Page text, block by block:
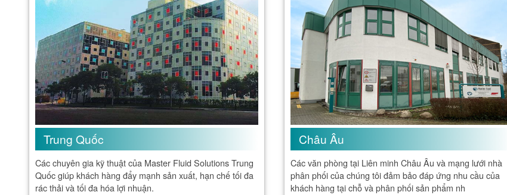
Trung Quốc
Các chuyên gia kỹ thuật của Master Fluid Solutions Trung
Quốc giúp khách hàng đẩy mạnh sản xuất, hạn chế tối đa
rác thải và tối đa hóa lợi nhuận.
Châu Âu
Các văn phòng tại Liên minh Châu Âu và mạng lưới nhà
phân phối của chúng tôi đảm bảo đáp ứng nhu cầu của
khách hàng tại chỗ và phân phối sản phẩm nh